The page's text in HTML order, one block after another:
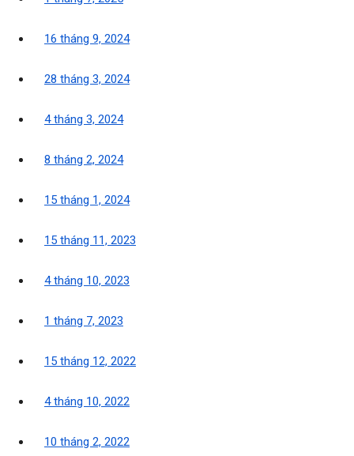
16 tháng 9, 2024
28 tháng 3, 2024
4 tháng 3, 2024
8 tháng 2, 2024
15 tháng 1, 2024
15 tháng 11, 2023
4 tháng 10, 2023
1 tháng 7, 2023
15 tháng 12, 2022
4 tháng 10, 2022
10 tháng 2, 2022